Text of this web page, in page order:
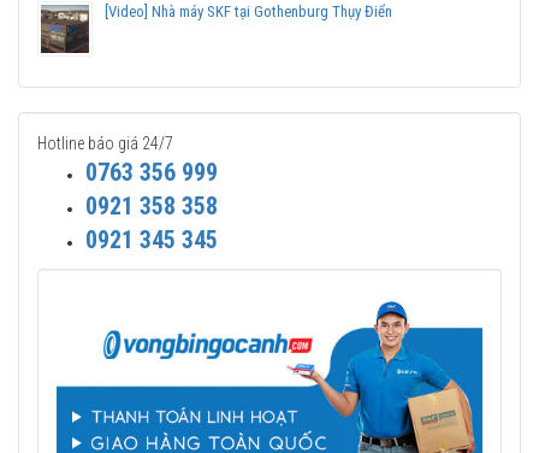
[Video] Nhà máy SKF tại Gothenburg Thụy Điển
Hotline báo giá 24/7
0763 356 999
0921 358 358
0921 345 345